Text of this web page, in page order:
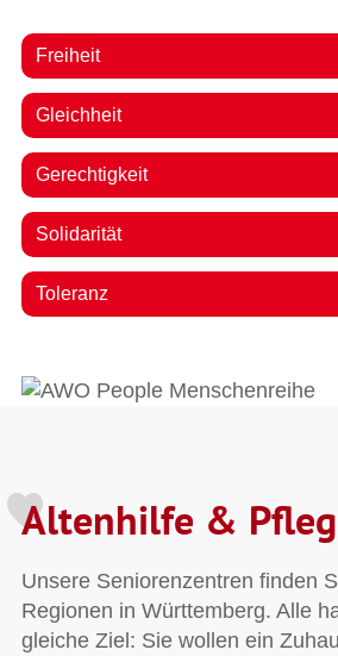
Freiheit
Gleichheit
Gerechtigkeit
Solidarität
Toleranz
Altenhilfe &
Unsere Seniorenzentren finden
Regionen in Württemberg. Alle
gleiche Ziel: Sie wollen ein